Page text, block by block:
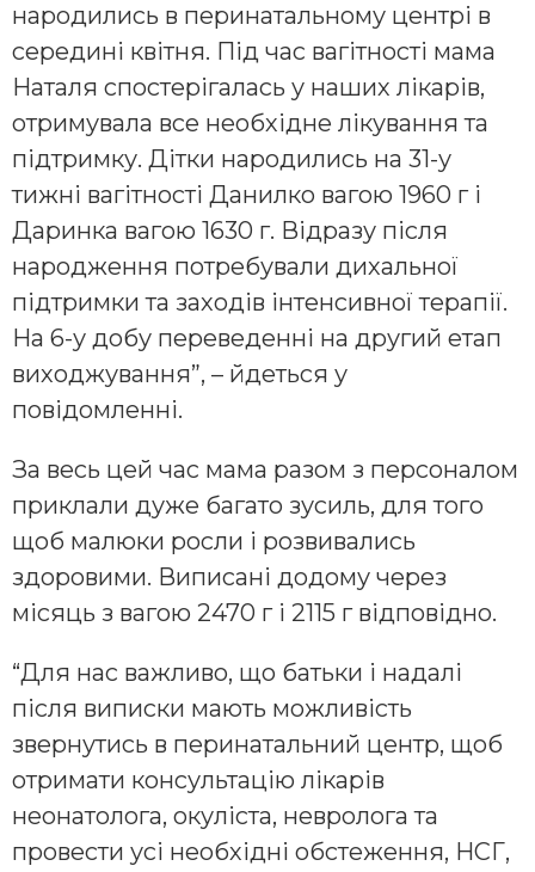
народились в перинатальному центрі в
середині квітня. Під час вагітності мама
Наталя спостерігалась у наших лікарів,
отримувала все необхідне лікування та
підтримку. Дітки народились на 31-у
тижні вагітності Данилко вагою 1960 г і
Даринка вагою 1630 г. Відразу після
народження потребували дихальної
підтримки та заходів інтенсивної терапії.
На 6-у добу переведенні на другий етап
виходжування”, – йдеться у
повідомленні.
За весь цей час мама разом з персоналом
приклали дуже багато зусиль, для того
щоб малюки росли і розвивались
здоровими. Виписані додому через
місяць з вагою 2470 г і 2115 г відповідно.
“Для нас важливо, що батьки і надалі
після виписки мають можливість
звернутись в перинатальний центр, щоб
отримати консультацію лікарів
неонатолога, окуліста, невролога та
провести усі необхідні обстеження, НСГ,